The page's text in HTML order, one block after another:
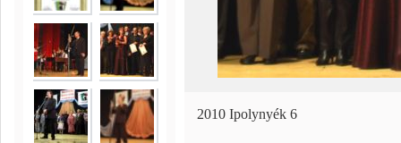
2010 Ipolynyék 6